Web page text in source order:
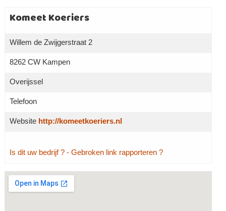
Komeet Koeriers
Willem de Zwijgerstraat 2
8262 CW Kampen
Overijssel
Telefoon
Website http://komeetkoeriers.nl
Is dit uw bedrijf ? - Gebroken link rapporteren ?
Grotere kaart weergeven